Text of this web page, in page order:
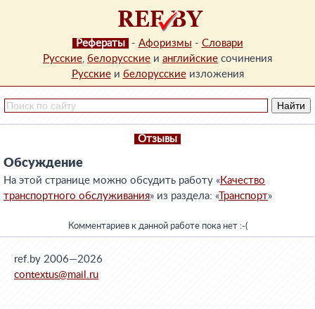
Рефераты - Афоризмы - Словари
Русские, белорусские и английские сочинения
Русскиеи белорусскиеизложения
Отзывы
Обсуждение
На этой странице можно обсудить работу «Качество
транспортного обслуживания» из раздела: «Транспорт»
Комментариев к данной работе пока нет :-(
ref.by 2006—2026
contextus@mail.ru